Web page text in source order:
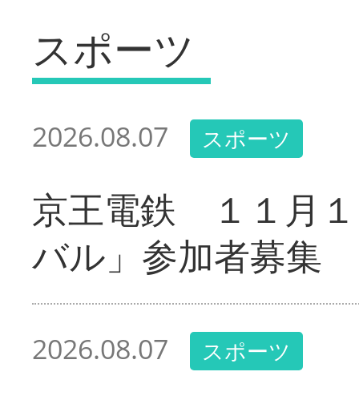
スポーツ
2026.08.07 スポーツ
京王電鉄 １１月
バル」参加者募集
2026.08.07 スポーツ